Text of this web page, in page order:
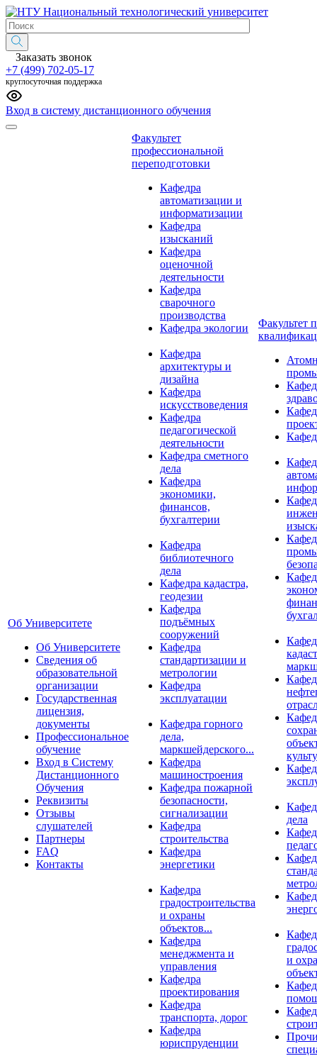
Национальный технологический университет
Заказать звонок
+7 (499) 702-05-17
круглосуточная поддержка
Вход в систему дистанционного обучения
Об Университете
Об Университете
Сведения об
образовательной
организации
Государственная
лицензия,
документы
Профессиональное
обучение
Вход в Систему
Дистанционного
Обучения
Реквизиты
Отзывы
слушателей
Партнеры
FAQ
Контакты
Факультет
профессиональной
переподготовки
Кафедра
автоматизации и
информатизации
Кафедра
изысканий
Кафедра
оценочной
деятельности
Кафедра
сварочного
производства
Кафедра экологии
Кафедра
архитектуры и
дизайна
Кафедра
искусствоведения
Кафедра
педагогической
деятельности
Кафедра сметного
дела
Кафедра
экономики,
финансов,
бухгалтерии
Кафедра
библиотечного
дела
Кафедра кадастра,
геодезии
Кафедра
подъёмных
сооружений
Кафедра
стандартизации и
метрологии
Кафедра
эксплуатации
Кафедра горного
дела,
маркшейдерского...
Кафедра
машиностроения
Кафедра пожарной
безопасности,
сигнализации
Кафедра
строительства
Кафедра
энергетики
Кафедра
градостроительства
и охраны
объектов...
Кафедра
менеджмента и
управления
Кафедра
проектирования
Кафедра
транспорта, дорог
Кафедра
юриспруденции
Факультет
дела
и